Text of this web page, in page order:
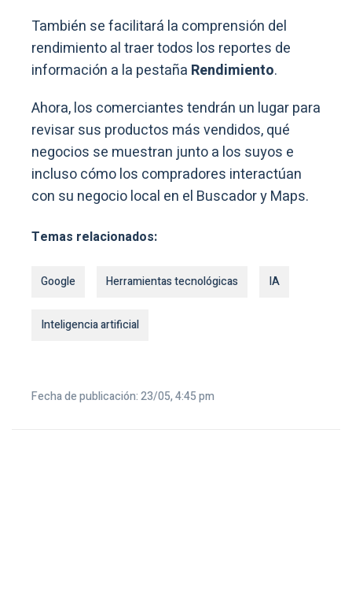
También se facilitará la comprensión del
rendimiento al traer todos los reportes de
información a la pestaña Rendimiento.
Ahora, los comerciantes tendrán un lugar para
revisar sus productos más vendidos, qué
negocios se muestran junto a los suyos e
incluso cómo los compradores interactúan
con su negocio local en el Buscador y Maps.
Temas relacionados:
Google Herramientas tecnológicas IA
Inteligencia artificial
Fecha de publicación: 23/05, 4:45 pm